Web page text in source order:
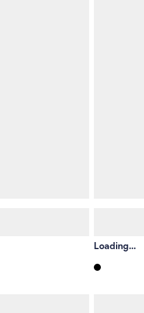
Loading...